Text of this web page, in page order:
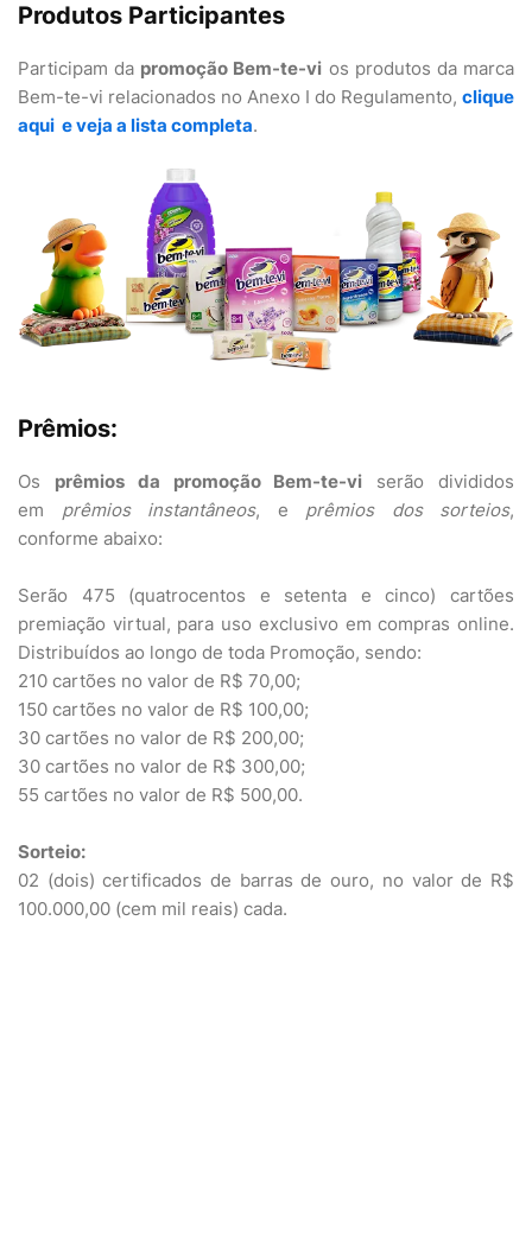
Produtos Participantes
Participam da promoção Bem-te-vi os produtos da marca
Bem-te-vi relacionados no Anexo I do Regulamento, clique
aqui e veja a lista completa.
Prêmios:
Os prêmios da promoção Bem-te-vi serão divididos
em prêmios instantâneos, e prêmios dos sorteios,
conforme abaixo:
Serão 475 (quatrocentos e setenta e cinco) cartões
premiação virtual, para uso exclusivo em compras online.
Distribuídos ao longo de toda Promoção, sendo:
210 cartões no valor de R$ 70,00;
150 cartões no valor de R$ 100,00;
30 cartões no valor de R$ 200,00;
30 cartões no valor de R$ 300,00;
55 cartões no valor de R$ 500,00.
Sorteio:
02 (dois) certificados de barras de ouro, no valor de R$
100.000,00 (cem mil reais) cada.